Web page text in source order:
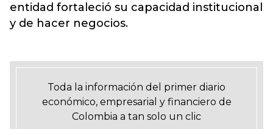
entidad fortaleció su capacidad institucional
y de hacer negocios.
Toda la información del primer diario
económico, empresarial y financiero de
Colombia a tan solo un clic